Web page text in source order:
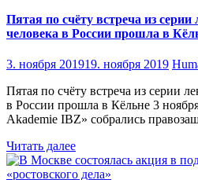
Пятая по счёту встреча из
человека в России прошла в
3. ноября 201919. ноября 2019
Пятая по счёту встреча из серии
в России прошла в Кёльне 3
Akademie IBZ» собрались
Читать далее